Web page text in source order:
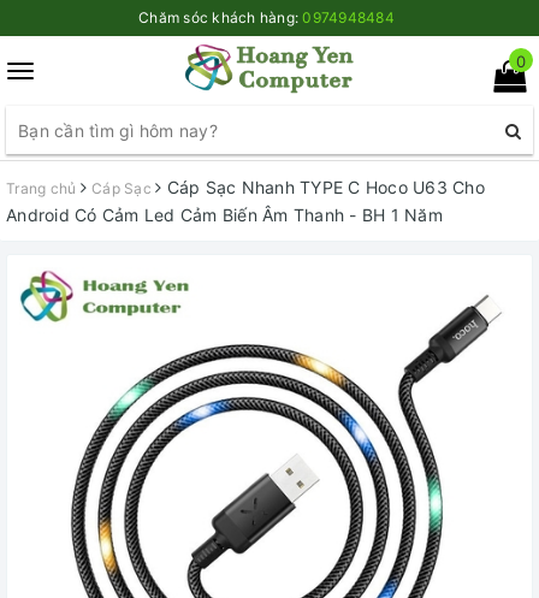
Chăm sóc khách hàng:0974948484
Toggle
0
Trang chủ Cáp Sạc
Cáp Sạc Nhanh TYPE C Hoco U63 Cho
Android Có Cảm Led Cảm Biến Âm Thanh - BH 1 Năm